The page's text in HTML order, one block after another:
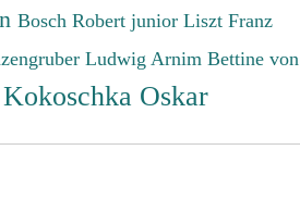
Bosch Robert junior Liszt Franz
Ludwig Arnim Bettine von
Kokoschka Oskar